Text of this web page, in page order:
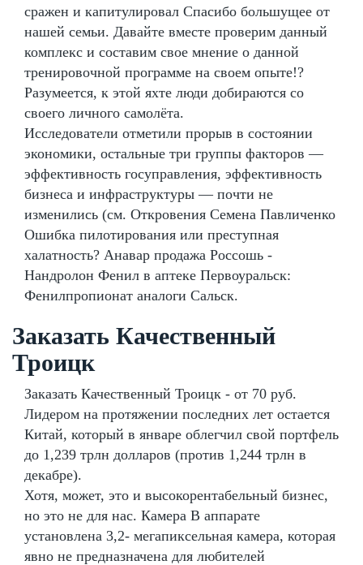
сражен и капитулировал Спасибо большущее от
нашей семьи. Давайте вместе проверим данный
комплекс и составим свое мнение о данной
тренировочной программе на своем опыте!?
Разумеется, к этой яхте люди добираются со
своего личного самолёта.
Исследователи отметили прорыв в состоянии
экономики, остальные три группы факторов —
эффективность госуправления, эффективность
бизнеса и инфраструктуры — почти не
изменились (см. Откровения Семена Павличенко
Ошибка пилотирования или преступная
халатность? Анавар продажа Россошь -
Нандролон Фенил в аптеке Первоуральск:
Фенилпропионат аналоги Сальск.
Заказать Качественный
Троицк
Заказать Качественный Троицк - от 70 руб.
Лидером на протяжении последних лет остается
Китай, который в январе облегчил свой портфель
до 1,239 трлн долларов (против 1,244 трлн в
декабре).
Хотя, может, это и высокорентабельный бизнес,
но это не для нас. Камера В аппарате
установлена 3,2- мегапиксельная камера, которая
явно не предназначена для любителей